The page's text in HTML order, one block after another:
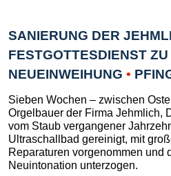
SANIERUNG DER
FESTGOTTESDIENST ZU
NEUEINWEIHUNG •
Sieben Wochen – zwischen
Orgelbauer der Firma Jehmlich,
vom Staub vergangener
Ultraschallbad gereinigt, mit
Reparaturen vorgenommen und
Neuintonation unterzogen.